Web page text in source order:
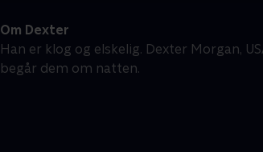
Om Dexter
Han er klog og elskelig. Dexter Morgan,
begår dem om natten.